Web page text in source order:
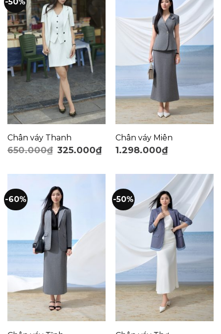
Chân váy Thanh
650.000₫ 325.000₫
Chân váy Miên
1.298.000₫
-60% -50%